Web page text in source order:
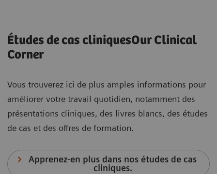
Études de cas cliniquesOur Clinical
Corner
Vous trouverez ici de plus amples informations pour
améliorer votre travail quotidien, notamment des
présentations cliniques, des livres blancs, des études
de cas et des offres de formation.
Apprenez-en plus dans nos études de cas
cliniques.